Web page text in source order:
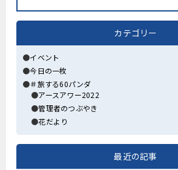
カテゴリー
イベント
今日の一枚
＃旅する60パンダ
アースアワー2022
管理者のつぶやき
花だより
最近の記事